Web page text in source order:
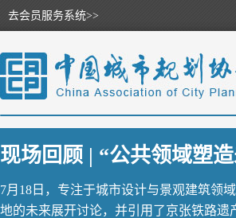
去会员服务系统>>
现场回顾 | “公共领域塑
7月18日，专注于城市设计与景观建筑领
地的未来展开讨论，并引用了京张铁路